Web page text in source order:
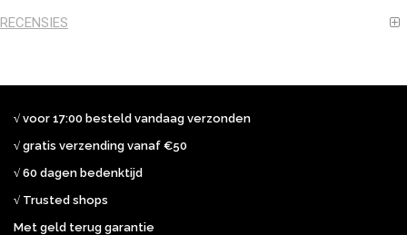
RECENSIES
√ voor 17:00 besteld vandaag verzonden
√ gratis verzending vanaf €50
√ 60 dagen bedenktijd
√ Trusted shops
Met geld terug garantie